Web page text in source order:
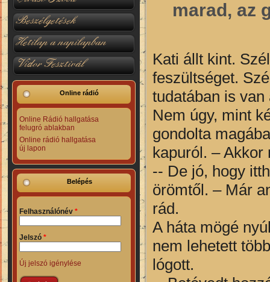
Beszélgetések
Hetilap a napilapban
Vidor Fesztivál
Online rádió
Online Rádió hallgatása
felugró ablakban
Online rádió hallgatása
új lapon
Belépés
Felhasználónév *
Jelszó *
Új jelszó igénylése
marad, az
Kati állt kint.
feszültséget.
tudatában is
Nem úgy, mint
gondolta
kapuról. – Akkor
-- De jó, hogy
örömtől. – Már
rád.
A háta mögé
nem lehetett
lógott.